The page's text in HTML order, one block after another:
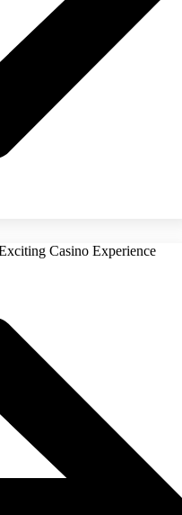
Casino Experience